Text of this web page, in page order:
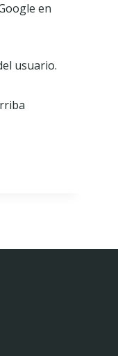
en
usuario.